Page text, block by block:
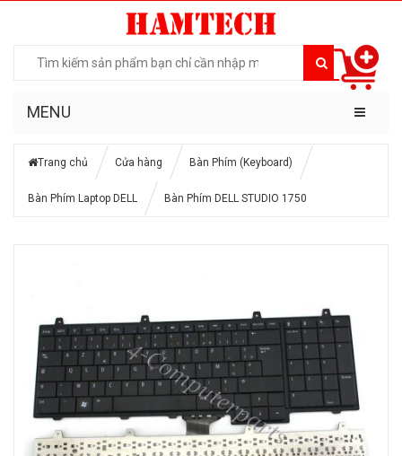
MENU
Trang chủ Cửa hàng Bàn Phím (Keyboard)
Bàn Phím Laptop DELL Bàn Phím DELL STUDIO 1750